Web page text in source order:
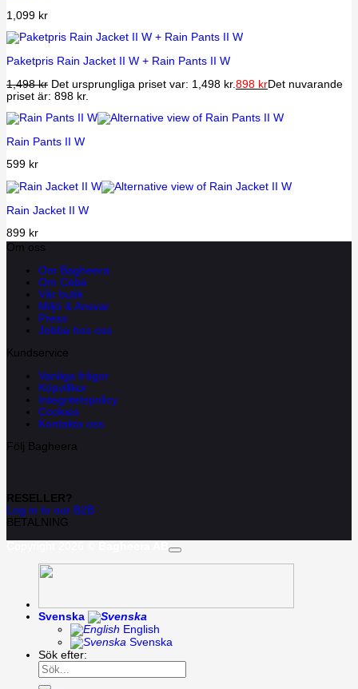
1,099 kr
Paketpris Rain Jacket II W + Rain Pants II W
1,498kr Det ursprungliga priset var: 1,498 kr. 898 krDet nuvarande
priset är: 898 kr.
Rain Pants II W
599 kr
Rain Jacket II W
899 kr
Om oss
Om Bagheera
Om Cébé
Vår butik
Miljö & Ansvar
Press
Jobba hos oss
Kundservice
Vanliga frågor
Köpvillkor
Integritetspolicy
Cookies
Kontakta oss
Följ Bagheera
RESELLER?
Log in to our B2B
BETALNING
Svenska
English
Svenska
Sök efter: